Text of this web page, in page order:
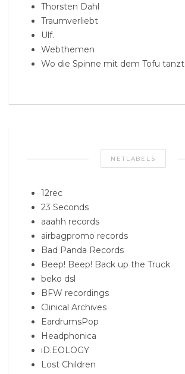
Thorsten Dahl
Traumverliebt
Ulf.
Webthemen
Wo die Spinne mit dem Tofu tanzt
NETLABELS
12rec
23 Seconds
aaahh records
airbagpromo records
Bad Panda Records
Beep! Beep! Back up the Truck
beko dsl
BFW recordings
Clinical Archives
EardrumsPop
Headphonica
iD.EOLOGY
Lost Children